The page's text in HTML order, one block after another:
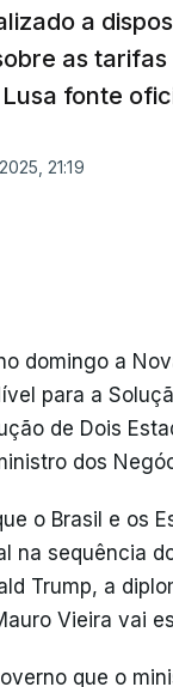
a
as
fonte
21:19
domingo a
para a
de Dois
dos
o Brasil e os
na sequência
Trump, a
Vieira vai
que o